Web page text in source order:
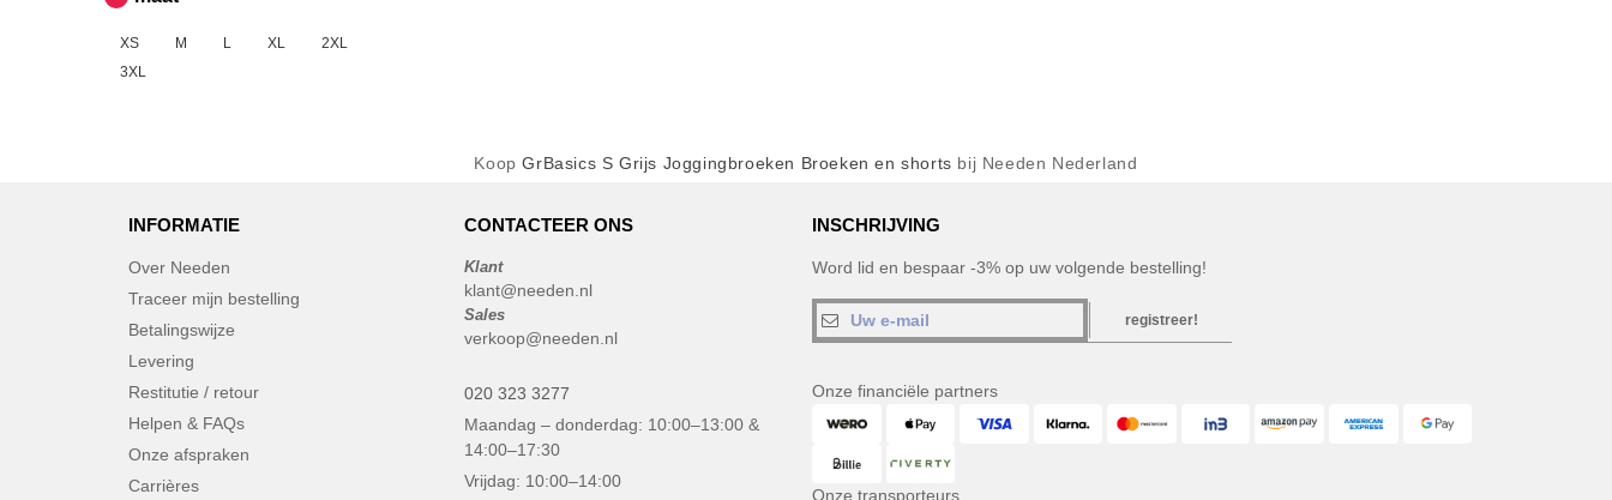
XS M L XL
2XL
3XL
KoopGrBasics S Grijs Joggingbroeken Broeken en shorts bij Needen Nederland
INFORMATIE
Over Needen
Traceer mijn bestelling
Betalingswijze
Levering
Restitutie / retour
Helpen & FAQs
Onze afspraken
Carrières
CONTACTEER ONS
Klant
klant@needen.nl
Sales
verkoop@needen.nl
020 323 3277
Maandag – donderdag: 10:00–13:00 &
14:00–17:30
Vrijdag: 10:00–14:00
INSCHRIJVING
Word lid en bespaar -3% op uw volgende bestelling!
registreer!
Onze financiële partners
Onze transporteurs